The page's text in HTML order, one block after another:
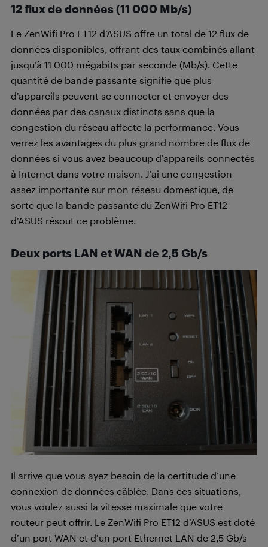
12 flux de données (11 000 Mb/s)
Le ZenWifi Pro ET12 d’ASUS offre un total de 12 flux de
données disponibles, offrant des taux combinés allant
jusqu’à 11 000 mégabits par seconde (Mb/s). Cette
quantité de bande passante signifie que plus
d’appareils peuvent se connecter et envoyer des
données par des canaux distincts sans que la
congestion du réseau affecte la performance. Vous
verrez les avantages du plus grand nombre de flux de
données si vous avez beaucoup d’appareils connectés
à Internet dans votre maison. J’ai une congestion
assez importante sur mon réseau domestique, de
sorte que la bande passante du ZenWifi Pro ET12
d’ASUS résout ce problème.
Deux ports LAN et WAN de 2,5 Gb/s
Il arrive que vous ayez besoin de la certitude d’une
connexion de données câblée. Dans ces situations,
vous voulez aussi la vitesse maximale que votre
routeur peut offrir. Le ZenWifi Pro ET12 d’ASUS est doté
d’un port WAN et d’un port Ethernet LAN de 2,5 Gb/s